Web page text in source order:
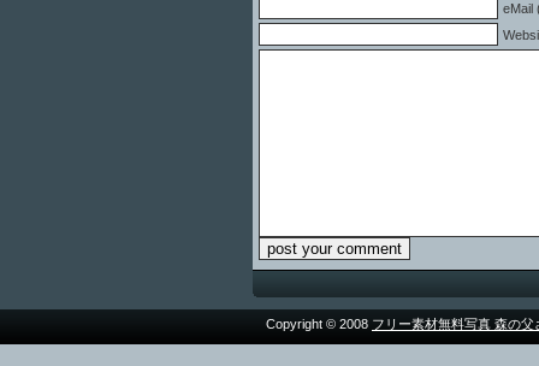
eMail
Copyright © 2008 フリー素材無料写真 森の父